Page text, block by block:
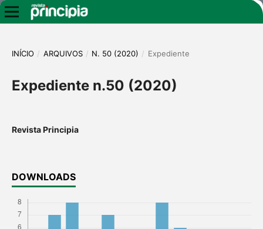
INÍCIO / ARQUIVOS / N. 50 (2020) / Expediente
Expediente n.50 (2020)
Revista Principia
DOWNLOADS